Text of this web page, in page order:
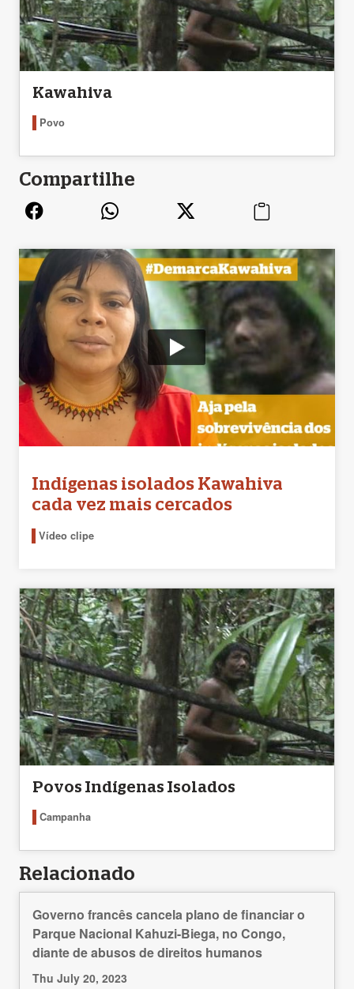
Kawahiva
Povo
Compartilhe
Indígenas isolados Kawahiva
cada vez mais cercados
Vídeo clipe
Povos Indígenas Isolados
Campanha
Relacionado
Governo francês cancela plano de financiar o
Parque Nacional Kahuzi-Biega, no Congo,
diante de abusos de direitos humanos
Thu July 20, 2023